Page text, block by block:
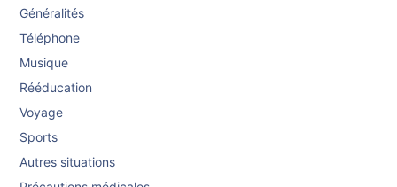
Généralités
Téléphone
Musique
Rééducation
Voyage
Sports
Autres situations